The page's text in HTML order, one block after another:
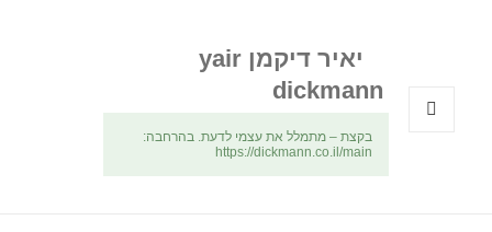
יאיר דיקמן yair
dickmann
בקצת – מתמלל את עצמי לדעת. בהרחבה:
https://dickmann.co.il/main